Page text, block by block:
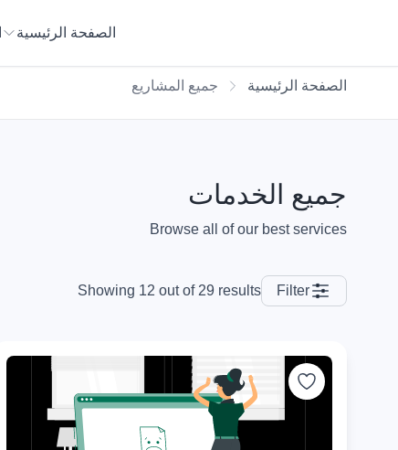
الصفحة الرئيسية
الصفحة الرئيسية جميع المشاريع
جميع الخدمات
Browse all of our best services
Filter
Showing 12 out of 29 results